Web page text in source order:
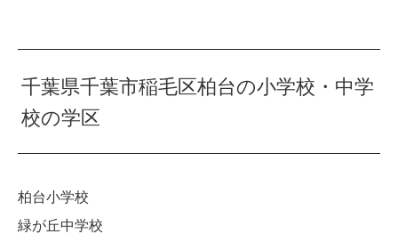
千葉県千葉市稲毛区柏台の小学校・中学
校の学区
柏台小学校
緑が丘中学校